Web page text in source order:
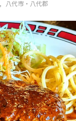
八代市・八代郡